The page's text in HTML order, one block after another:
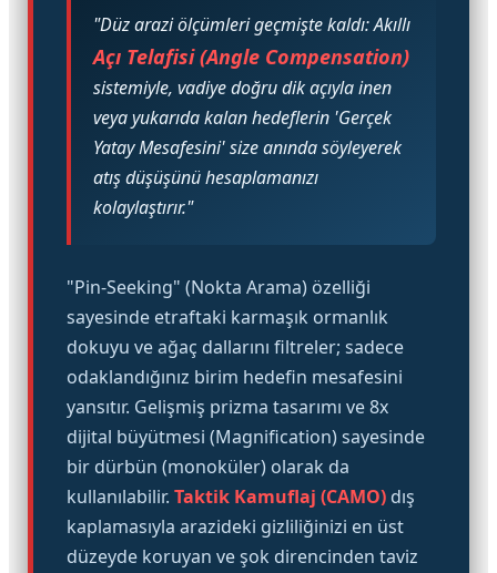
"Düz arazi ölçümleri geçmişte kaldı: Akıllı
Açı Telafisi (Angle Compensation)
sistemiyle, vadiye doğru dik açıyla inen
veya yukarıda kalan hedeflerin 'Gerçek
Yatay Mesafesini' size anında söyleyerek
atış düşüşünü hesaplamanızı
kolaylaştırır."
"Pin-Seeking" (Nokta Arama) özelliği
sayesinde etraftaki karmaşık ormanlık
dokuyu ve ağaç dallarını filtreler; sadece
odaklandığınız birim hedefin mesafesini
yansıtır. Gelişmiş prizma tasarımı ve 8x
dijital büyütmesi (Magnification) sayesinde
bir dürbün (monoküler) olarak da
kullanılabilir. Taktik Kamuflaj (CAMO) dış
kaplamasıyla arazideki gizliliğinizi en üst
düzeyde koruyan ve şok direncinden taviz